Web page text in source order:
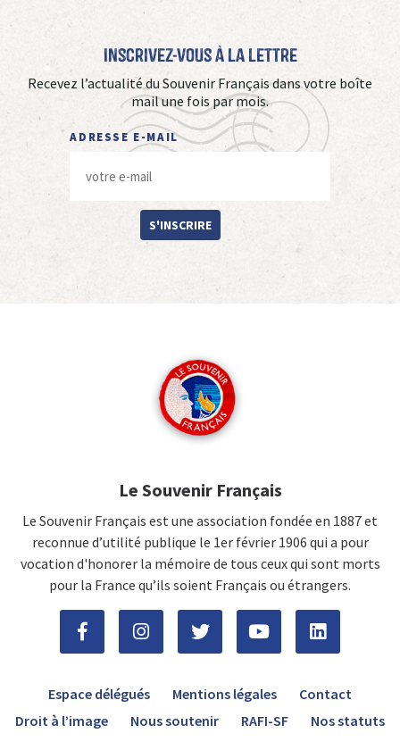
Inscrivez-vous à La Lettre
Recevez l’actualité du Souvenir Français dans votre boîte
mail une fois par mois.
ADRESSE E-MAIL
S'INSCRIRE
Le Souvenir Français
Le Souvenir Français est une association fondée en 1887 et
reconnue d’utilité publique le 1er février 1906 qui a pour
vocation d'honorer la mémoire de tous ceux qui sont morts
pour la France qu’ils soient Français ou étrangers.
Espace délégués Mentions légales
Contact
Droit à l’image
Nous soutenir RAFI-SF Nos statuts